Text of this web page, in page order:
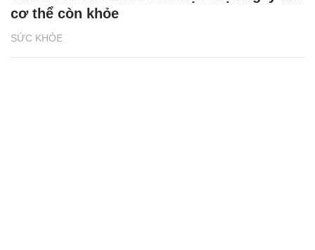
SỨC KHỎE
cơ thể còn khỏe